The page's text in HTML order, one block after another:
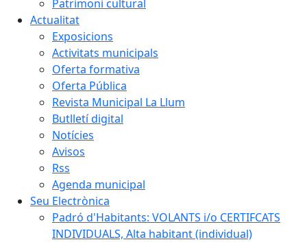
Patrimoni cultural
Actualitat
Exposicions
Activitats municipals
Oferta formativa
Oferta Pública
Revista Municipal La Llum
Butlletí digital
Notícies
Avisos
Rss
Agenda municipal
Seu Electrònica
Padró d'Habitants: VOLANTS i/o CERTIFCATS
INDIVIDUALS, Alta habitant (individual)